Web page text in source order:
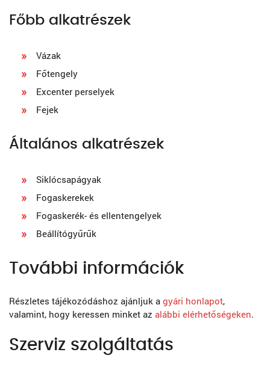
Főbb alkatrészek
Vázak
Főtengely
Excenter perselyek
Fejek
Általános alkatrészek
Siklócsapágyak
Fogaskerekek
Fogaskerék- és ellentengelyek
Beállítógyűrűk
További információk
Részletes tájékozódáshoz ajánljuk a gyári honlapot,
valamint, hogy keressen minket az alábbi elérhetőségeken.
Szerviz szolgáltatás